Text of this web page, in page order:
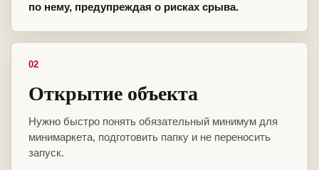
по нему, предупреждая о рисках срыва.
02
Открытие объекта
Нужно быстро понять обязательный минимум для
минимаркета, подготовить папку и не переносить
запуск.